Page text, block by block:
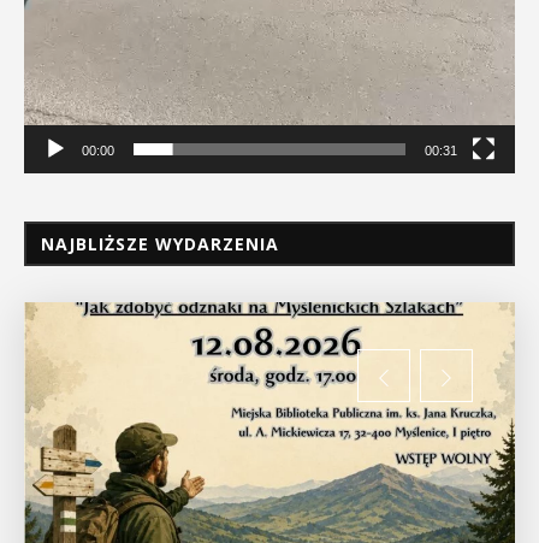
00:00 00:31
NAJBLIŻSZE WYDARZENIA